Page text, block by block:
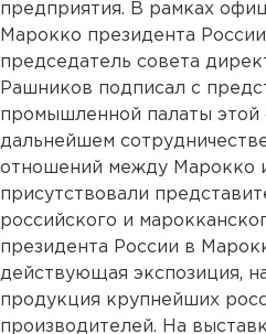
предприятия. В рамках
Марокко президента
председатель совета
Рашников подписал с
промышленной палаты этой
дальнейшем
отношений между Марокко
присутствовали
российского и
президента России в
действующая экспозиция,
продукция крупнейших
производителей. На